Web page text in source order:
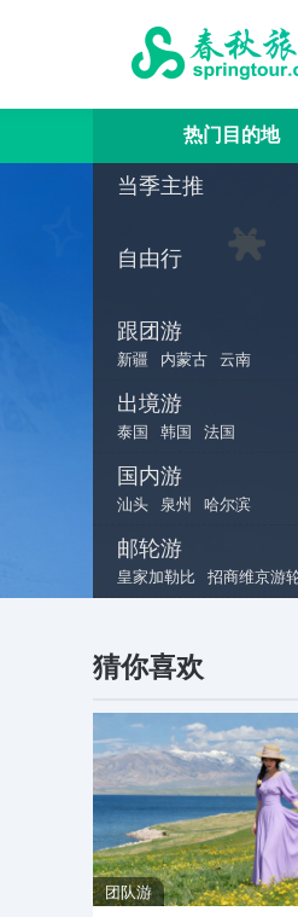
热门目的地
当季主推
自由行
跟团游
新疆 内蒙古 云南
出境游
泰国 韩国 法国
国内游
汕头 泉州 哈尔滨
邮轮游
皇家加勒比 招商维京游
星梦邮轮
猜你喜欢
团队游